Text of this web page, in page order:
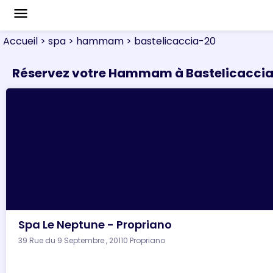
menu
Accueil > spa > hammam > bastelicaccia-20
Réservez votre Hammam à Bastelicaccia
Spa Le Neptune - Propriano
39 Rue du 9 Septembre , 20110 Propriano